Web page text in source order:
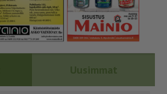
Uusimmat